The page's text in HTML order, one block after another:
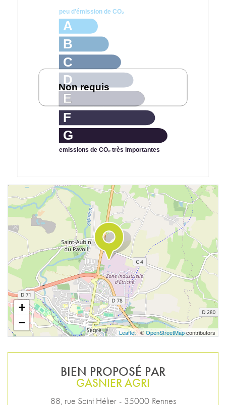
G
emissions de CO₂ très importantes
−
Leaflet| © OpenStreetMapcontributors
BIEN PROPOSÉ PAR
GASNIER AGRI
88, rue Saint Hélier - 35000 Rennes
02 99 05 31 20
CE BIEN VOUS INTÉRESSE ?